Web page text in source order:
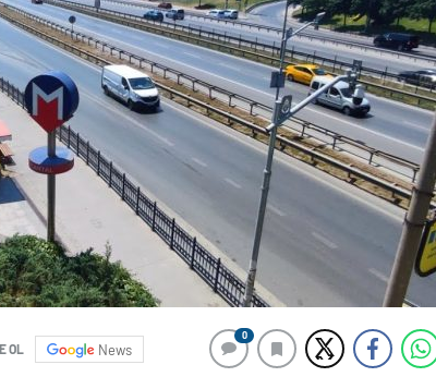
OL News
0